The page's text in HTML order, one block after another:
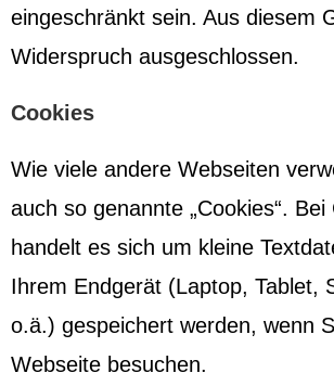
eingeschränkt sein. Aus diesem
Widerspruch ausgeschlossen.
Cookies
Wie viele andere Webseiten
auch so genannte „Cookies“. Bei
handelt es sich um kleine
Ihrem Endgerät (Laptop, Tablet,
o.ä.) gespeichert werden, wenn
Webseite besuchen.